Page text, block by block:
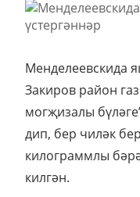
Менделеевскида
Закиров район
могҗизалы
дип, бер чиләк
килограммлы
килгән.